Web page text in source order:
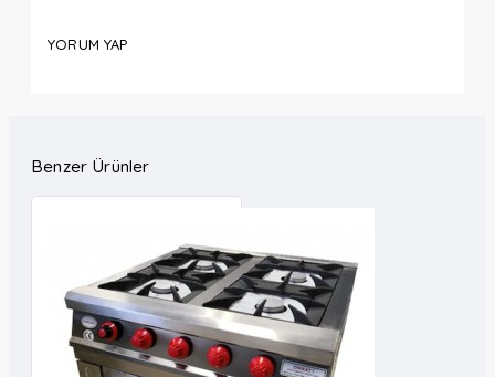
YORUM YAP
Benzer Ürünler